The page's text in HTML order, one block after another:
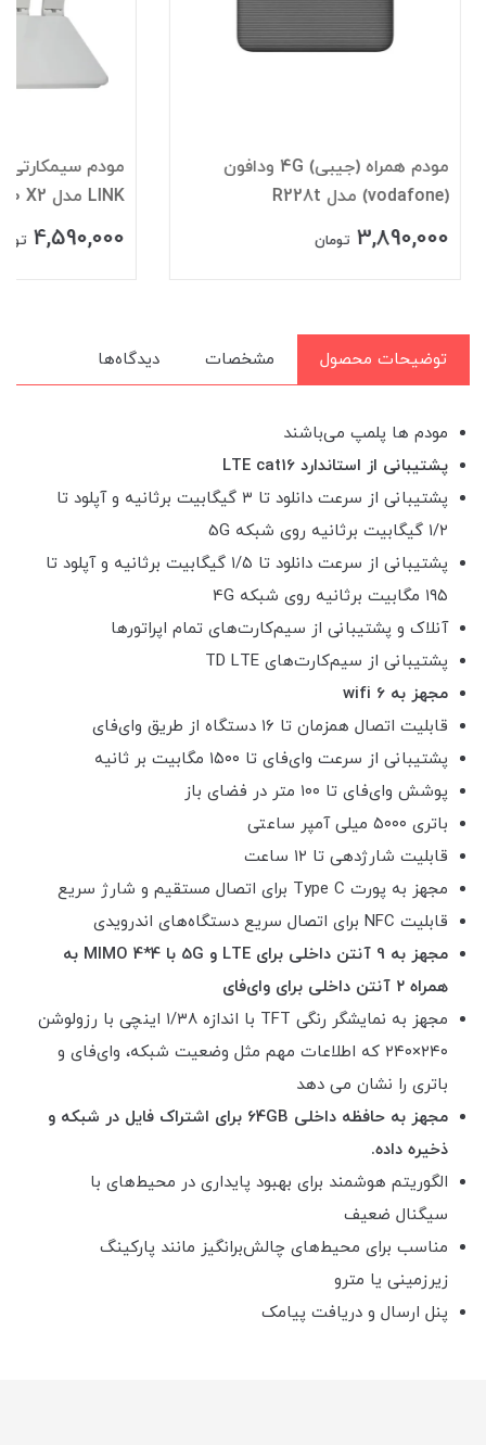
مودم همراه (جیبی) 4G ودافون
3,890,000 تومان
LINK مدل FD-i40 X2 آنلاک
4,590,000 تومان
توضیحات محصول مشخصات دیدگاه‌ها
مودم ها پلمپ می‌باشند
پشتیبانی از استاندارد LTE cat16
پشتیبانی از سرعت دانلود تا ۳ گیگابیت برثانیه و آپلود تا
۱/۲ گیگابیت برثانیه روی شبکه 5G
پشتیبانی از سرعت دانلود تا ۱/۵ گیگابیت برثانیه و آپلود تا
۱۹۵ مگابیت برثانیه روی شبکه 4G
آنلاک و پشتیبانی از سیم‌کارت‌های تمام اپراتورها
پشتیبانی از سیم‌کارت‌های TD LTE
مجهز به wifi 6
قابلیت اتصال همزمان تا ۱۶ دستگاه از طریق وای‌فای
پشتیبانی از سرعت وای‌فای تا ۱۵۰۰ مگابیت بر ثانیه
پوشش وای‌فای تا ۱۰۰ متر در فضای باز
باتری ۵۰۰۰ میلی آمپر ساعتی
قابلیت شارژدهی تا ۱۲ ساعت
مجهز به پورت Type C برای اتصال مستقیم و شارژ سریع
قابلیت NFC برای اتصال سریع دستگاه‌های اندرویدی
مجهز به 9 آنتن داخلی برای LTE و 5G با MIMO 4*4 به
همراه ۲ آنتن داخلی برای وای‌فای
مجهز به نمایشگر رنگی TFT با اندازه ۱/۳۸ اینچی با رزولوشن
۲۴۰×۲۴۰ که اطلاعات مهم مثل وضعیت شبکه، وای‌فای و
باتری را نشان می دهد
مجهز به حافظه داخلی 64GB برای اشتراک فایل در شبکه و
ذخیره داده.
الگوریتم هوشمند برای بهبود پایداری در محیط‌های با
سیگنال ضعیف
مناسب برای محیط‌های چالش‌برانگیز مانند پارکینگ
زیرزمینی یا مترو
پنل ارسال و دریافت پیامک